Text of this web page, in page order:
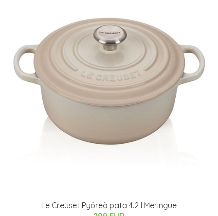
Le Creuset Pyöreä pata 4.2 l Meringue